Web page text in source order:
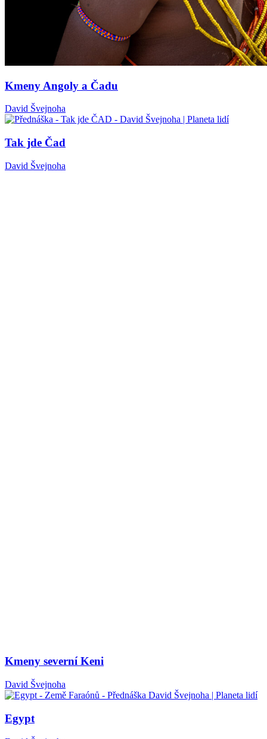
Kmeny Angoly a Čadu
David Švejnoha
Tak jde Čad
David Švejnoha
Kmeny severní Keni
David Švejnoha
Egypt